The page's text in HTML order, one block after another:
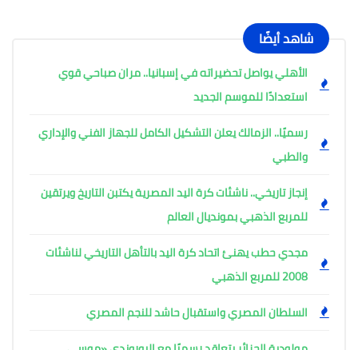
شاهد أيضًا
الأهلي يواصل تحضيراته في إسبانيا.. مران صباحي قوي
استعدادًا للموسم الجديد
رسميًا.. الزمالك يعلن التشكيل الكامل للجهاز الفني والإداري
والطبي
إنجاز تاريخي.. ناشئات كرة اليد المصرية يكتبن التاريخ ويرتقين
للمربع الذهبي بمونديال العالم
مجدي حطب يهنئ اتحاد كرة اليد بالتأهل التاريخي لناشئات
2008 للمربع الذهبي
السلطان المصري واستقبال حاشد للنجم المصري